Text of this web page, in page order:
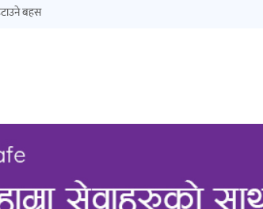
औपचारिक सेवा सञ्चालनमा
बहस